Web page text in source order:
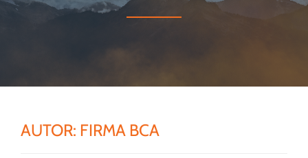
AUTOR: FIRMA BCA